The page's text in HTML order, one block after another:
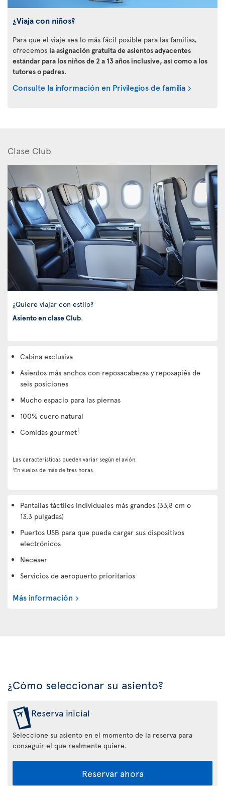
¿Viaja con niños?
Para que el viaje sea lo más fácil posible para las familias,
ofrecemos la asignación gratuita de asientos adyacentes
estándar para los niños de 2 a 13 años inclusive, así como a los
tutores o padres.
Consulte la información en Privilegios de familia
Clase Club
¿Quiere viajar con estilo?
Asiento en clase Club.
Cabina exclusiva
Asientos más anchos con reposacabezas y reposapiés de
seis posiciones
Mucho espacio para las piernas
100% cuero natural
Comidas gourmet1
Las características pueden variar según el avión.
1En vuelos de más de tres horas.
Pantallas táctiles individuales más grandes (33,8 cm o
13,3 pulgadas)
Puertos USB para que pueda cargar sus dispositivos
electrónicos
Neceser
Servicios de aeropuerto prioritarios
Más información
¿Cómo seleccionar su asiento?
Reserva inicial
Seleccione su asiento en el momento de la reserva para
conseguir el que realmente quiere.
Reservar ahora